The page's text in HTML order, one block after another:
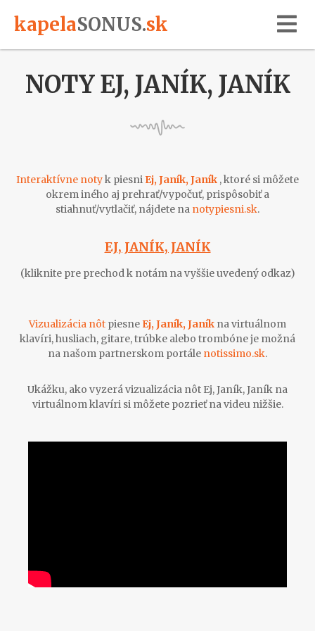
kapelaSONUS.sk
NOTY EJ, JANÍK, JANÍK
Interaktívne notyk piesni Ej, Janík, Janík , ktoré si môžete
okrem iného aj prehrať/vypočuť, prispôsobiť a
stiahnuť/vytlačiť, nájdete na notypiesni.sk.
EJ, JANÍK, JANÍK
(kliknite pre prechod k notám na vyššie uvedený odkaz)
Vizualizácia nôt piesne Ej, Janík, Janík na virtuálnom
klavíri, husliach, gitare, trúbke alebo trombóne je možná
na našom partnerskom portále notissimo.sk.
Ukážku, ako vyzerá vizualizácia nôt Ej, Janík, Janík na
virtuálnom klavíri si môžete pozrieť na videu nižšie.